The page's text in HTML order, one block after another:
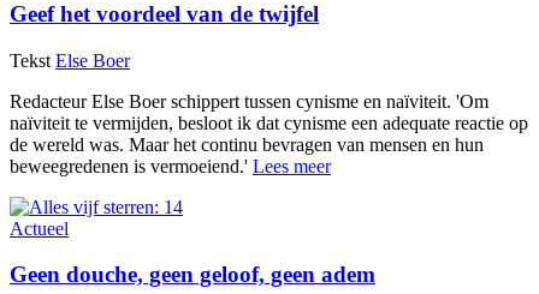
Geef het voordeel van de twijfel
Tekst Else Boer
Redacteur Else Boer schippert tussen cynisme en naïviteit. 'Om
naïviteit te vermijden, besloot ik dat cynisme een adequate reactie op
de wereld was. Maar het continu bevragen van mensen en hun
beweegredenen is vermoeiend.' Lees meer
Actueel
Geen douche, geen geloof, geen adem